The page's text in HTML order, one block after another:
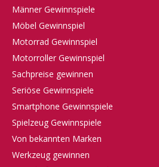
Männer Gewinnspiele
Möbel Gewinnspiel
Motorrad Gewinnspiel
Motorroller Gewinnspiel
Sachpreise gewinnen
Seriöse Gewinnspiele
Smartphone Gewinnspiele
Spielzeug Gewinnspiele
Von bekannten Marken
Werkzeug gewinnen